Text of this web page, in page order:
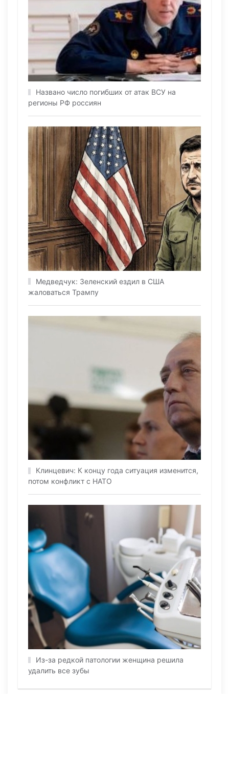
Названо число погибших от атак ВСУ на
регионы РФ россиян
Медведчук: Зеленский ездил в США
жаловаться Трампу
Клинцевич: К концу года ситуация изменится,
потом конфликт с НАТО
Из-за редкой патологии женщина решила
удалить все зубы